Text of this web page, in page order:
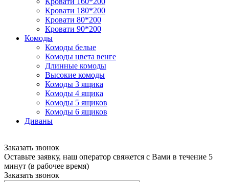
Кровати 180*200
Кровати 80*200
Кровати 90*200
Комоды
Комоды белые
Комоды цвета венге
Длинные комоды
Высокие комоды
Комоды 3 ящика
Комоды 4 ящика
Комоды 5 ящиков
Комоды 6 ящиков
Диваны
Заказать звонок
Оставьте заявку, наш оператор свяжется с Вами в течение 5
минут (в рабочее время)
Заказать звонок